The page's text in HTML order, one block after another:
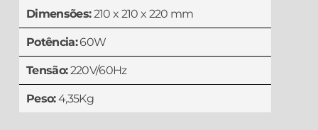
Dimensões:210 x 210 x 220 mm
Potência:60W
Tensão:220V/60Hz
Peso:4,35Kg